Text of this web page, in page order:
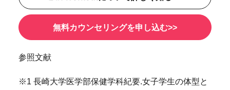
無料カウンセリングを申し込む>>
参照文献
※1 長崎大学医学部保健学科紀要.女子学生の体型と